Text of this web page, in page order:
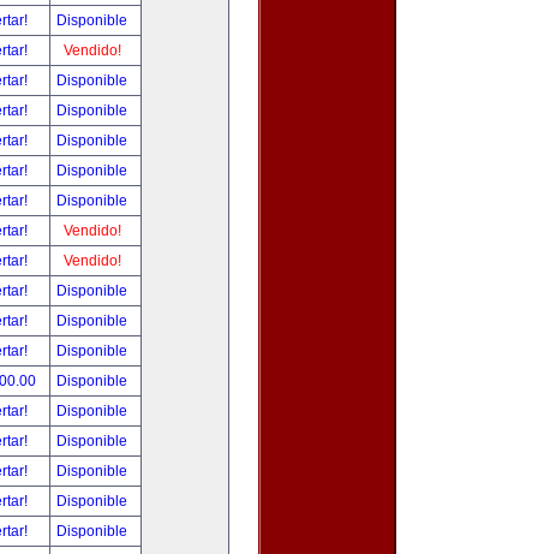
Disponible
Vendido!
Disponible
Disponible
Disponible
Disponible
Disponible
Vendido!
Vendido!
Disponible
Disponible
Disponible
Disponible
Disponible
Disponible
Disponible
Disponible
Disponible